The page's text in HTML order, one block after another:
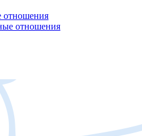
отношения
отношения